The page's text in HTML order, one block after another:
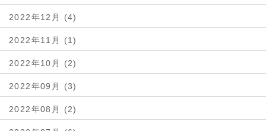
2022年12月 (4)
2022年11月 (1)
2022年10月 (2)
2022年09月 (3)
2022年08月 (2)